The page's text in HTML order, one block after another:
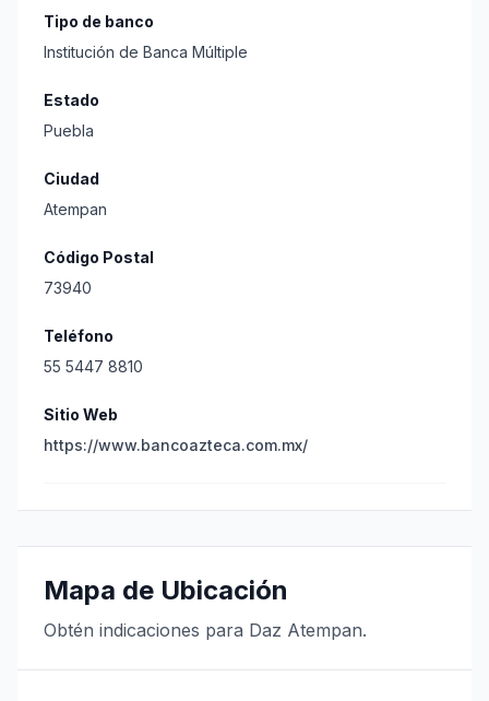
Tipo de banco
Institución de Banca Múltiple
Estado
Puebla
Ciudad
Atempan
Código Postal
73940
Teléfono
55 5447 8810
Sitio Web
https://www.bancoazteca.com.mx/
Mapa de Ubicación
Obtén indicaciones para Daz Atempan.